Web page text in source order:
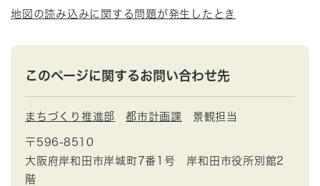
地図の読み込みに関する問題が発生したとき
このページに関するお問い合わせ先
まちづくり推進部 都市計画課 景観担当
〒596-8510
大阪府岸和田市岸城町7番1号 岸和田市役所別館2
階